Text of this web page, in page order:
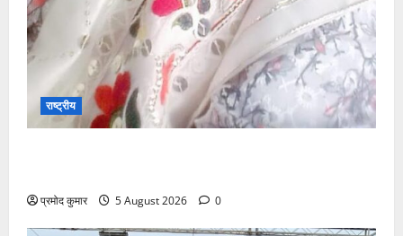
राष्ट्रीय
प्रमोद कुमार 5 August 2026 0